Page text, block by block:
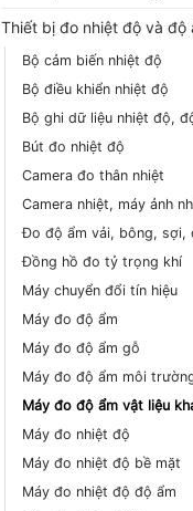
Thiết bị đo nhiệt độ và độ
Bộ cảm biến nhiệt độ
Bộ điều khiển nhiệt độ
Bộ ghi dữ liệu nhiệt độ,
Bút đo nhiệt độ
Camera đo thân nhiệt
Camera nhiệt, máy ảnh
Đo độ ẩm vải, bông, sợi,
Đồng hồ đo tỷ trọng khí
Máy chuyển đổi tín hiệu
Máy đo độ ẩm
Máy đo độ ẩm gỗ
Máy đo độ ẩm môi
Máy đo độ ẩm vật liệu
Máy đo nhiệt độ
Máy đo nhiệt độ bề mặt
Máy đo nhiệt độ độ ẩm